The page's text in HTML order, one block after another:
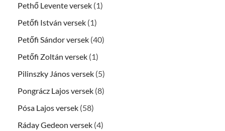
Pethő Levente versek (1)
Petőfi István versek (1)
Petőfi Sándor versek (40)
Petőfi Zoltán versek (1)
Pilinszky János versek (5)
Pongrácz Lajos versek (8)
Pósa Lajos versek (58)
Ráday Gedeon versek (4)